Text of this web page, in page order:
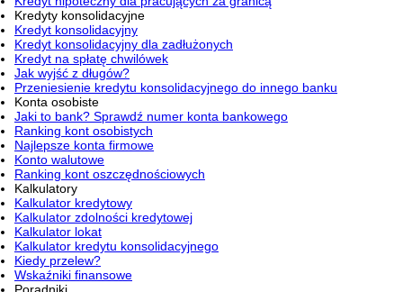
Kredyty konsolidacyjne
Kredyt konsolidacyjny
Kredyt konsolidacyjny dla zadłużonych
Kredyt na spłatę chwilówek
Jak wyjść z długów?
Przeniesienie kredytu konsolidacyjnego do innego banku
Konta osobiste
Jaki to bank? Sprawdź numer konta bankowego
Ranking kont osobistych
Najlepsze konta firmowe
Konto walutowe
Ranking kont oszczędnościowych
Kalkulatory
Kalkulator kredytowy
Kalkulator zdolności kredytowej
Kalkulator lokat
Kalkulator kredytu konsolidacyjnego
Kiedy przelew?
Wskaźniki finansowe